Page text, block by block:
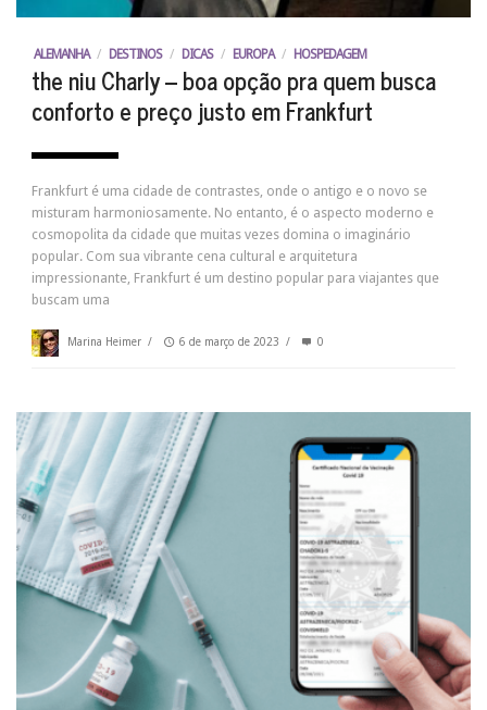
ALEMANHA / DESTINOS / DICAS / EUROPA / HOSPEDAGEM
the niu Charly – boa opção pra quem busca
conforto e preço justo em Frankfurt
Frankfurt é uma cidade de contrastes, onde o antigo e o novo se
misturam harmoniosamente. No entanto, é o aspecto moderno e
cosmopolita da cidade que muitas vezes domina o imaginário
popular. Com sua vibrante cena cultural e arquitetura
impressionante, Frankfurt é um destino popular para viajantes que
buscam uma
Marina Heimer / 6 de março de 2023 / 0